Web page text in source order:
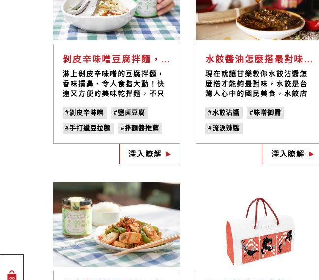
剝皮辛味噌豆腐拌麵，正餐與消夜都完美解決的極致好味｜禾乃川小廚房
淋上剝皮辛味噌的豆腐拌麵，
香味撲鼻、令人食指大動！快
速又方便的美味乾拌麵，不只
豆腐、蔬菜與雞蛋，補充優質
蛋白質與膳食纖維，更是營養
均衡又豐富的一餐！
#剝皮辛味噌 #鹽鹵豆腐
#手打纖豆拉麵 #拌麵醬推薦
#料理食譜 #居家料理
深入瞭解
水餃醬油怎麼搭最對味？甘樂不藏私調製教學推薦
現在就讓甘樂教你水餃沾醬怎
麼搭才能夠最對味，水餃是台
灣人心中的國民美食，水餃店
是外食族來是居家料理都很合
適，方便又快速! 在眾多水餃
店當中，不同的口味及餅皮的
厚薄都能讓這道國民美食以不
同的風味入口，然而，還有一
個關鍵的因素，就是「醬料的
#水餃沾醬 #味噌御露
#流淚辣醬
#禾乃川國產豆製所
#水餃醬油
深入瞭解